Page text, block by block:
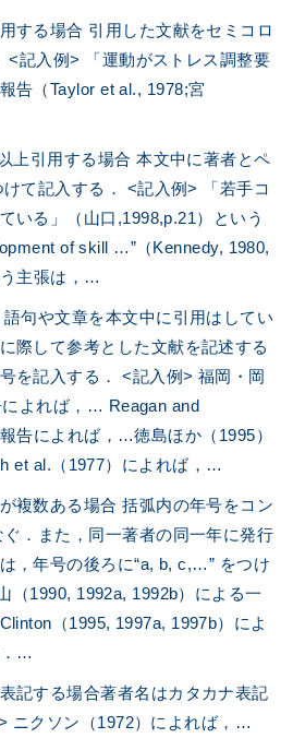
する場合 引用した文献をセミコロ
<記入例> 「運動がストレス調整要
告（Taylor et al., 1978;宮
上引用する場合 本文中に著者とペ
て記入する． <記入例> 「若手コ
いる」（山口,1998,p.21）という
of skill …”（Kennedy, 1980,
主張は，…
句や文章を本文中に引用はしてい
際して参考とした文献を記述する
を記入する． <記入例> 福岡・岡
によれば，… Reagan and
告によれば，…徳島ほか（1995）
et al.（1977）によれば，…
複数ある場合 括弧内の年号をコン
．また，同一著者の同一年に発行
，年号の後ろに“a, b, c,…” をつけ
（1990, 1992a, 1992b）による一
（1995, 1997a, 1997b）によ
．…
記する場合著者名はカタカナ表記
ニクソン（1972）によれば，…